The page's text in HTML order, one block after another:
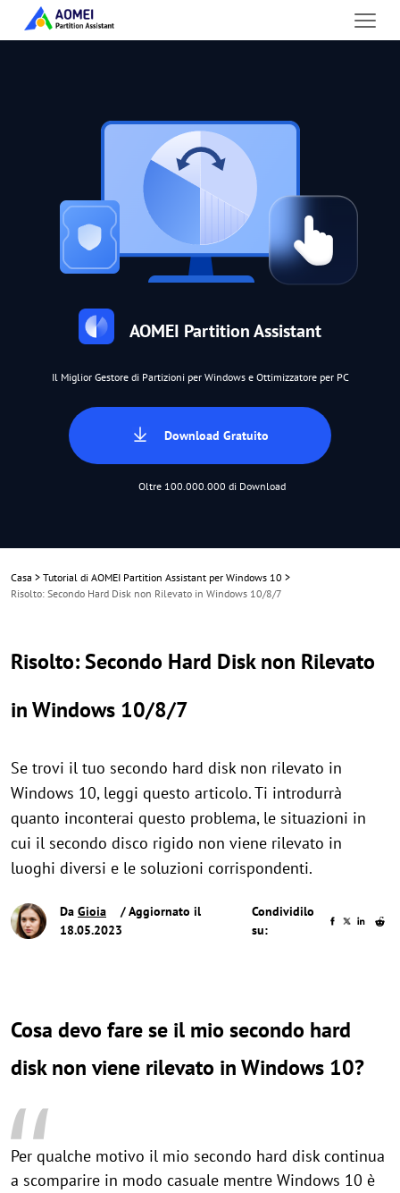
AOMEI Partition Assistant
Il Miglior Gestore di Partizioni per Windows e Ottimizzatore per PC
Download Gratuito
Oltre 100.000.000 di Download
Casa > Tutorial di AOMEI Partition Assistant per Windows 10 >
Risolto: Secondo Hard Disk non Rilevato in Windows 10/8/7
Risolto: Secondo Hard Disk non Rilevato
in Windows 10/8/7
Se trovi il tuo secondo hard disk non rilevato in
Windows 10, leggi questo articolo. Ti introdurrà
quanto inconterai questo problema, le situazioni in
cui il secondo disco rigido non viene rilevato in
luoghi diversi e le soluzioni corrispondenti.
Da Gioia
/ Aggiornato il
18.05.2023
Condividilo
su:
Cosa devo fare se il mio secondo hard
disk non viene rilevato in Windows 10?
Per qualche motivo il mio secondo hard disk continua
a scomparire in modo casuale mentre Windows 10 è